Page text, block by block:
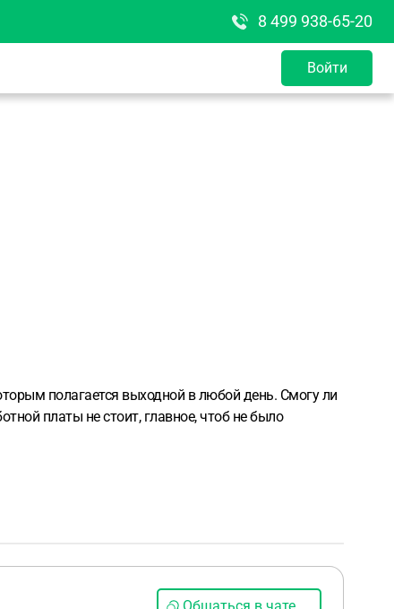
8 499 938-65-20
Войти
полагается выходной в любой день. Смогу ли
платы не стоит, главное, чтоб не было